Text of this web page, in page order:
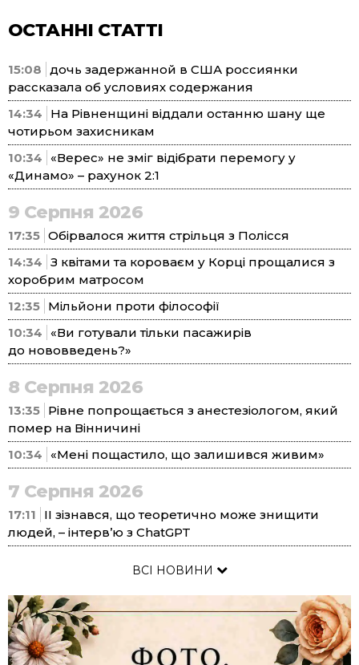
ОСТАННІ СТАТТІ
15:08 дочь задержанной в США россиянки
рассказала об условиях содержания
14:34
На Рівненщині віддали останню шану ще
чотирьом захисникам
10:34
«Верес» не зміг відібрати перемогу у
«Динамо» – рахунок 2:1
9 Серпня 2026
17:35 Обірвалося життя стрільця з Полісся
14:34 З квітами та короваєм у Корці прощалися з
хоробрим матросом
12:35 Мільйони проти філософії
10:34
«Ви готували тільки пасажирів
до нововведень?»
8 Серпня 2026
13:35 Рівне попрощається з анестезіологом, який
помер на Вінничині
10:34
«Мені пощастило, що залишився живим»
7 Серпня 2026
17:11
ІІ зізнався, що теоретично може знищити
людей, – інтерв’ю з ChatGPT
ВСІ НОВИНИ